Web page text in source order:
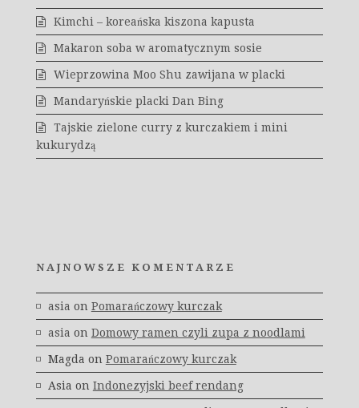
Kimchi – koreańska kiszona kapusta
Makaron soba w aromatycznym sosie
Wieprzowina Moo Shu zawijana w placki
Mandaryńskie placki Dan Bing
Tajskie zielone curry z kurczakiem i mini
kukurydzą
NAJNOWSZE KOMENTARZE
asia on Pomarańczowy kurczak
asia on Domowy ramen czyli zupa z noodlami
Magda on Pomarańczowy kurczak
Asia on Indonezyjski beef rendang